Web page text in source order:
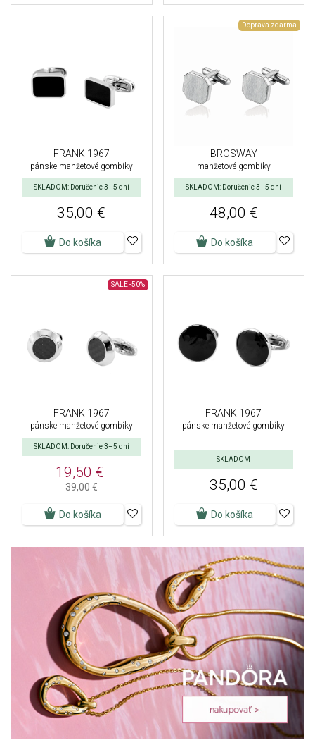
FRANK 1967
pánske manžetové gombíky
SKLADOM: Doručenie 3–5 dní
35,00 €
Do košíka
Doprava zdarma
BROSWAY
manžetové gombíky
SKLADOM: Doručenie 3–5 dní
48,00 €
Do košíka
SALE -50%
FRANK 1967
pánske manžetové gombíky
SKLADOM: Doručenie 3–5 dní
19,50 €
39,00 €
Do košíka
FRANK 1967
pánske manžetové gombíky
SKLADOM
35,00 €
Do košíka